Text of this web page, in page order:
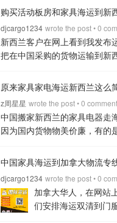
请。（具体根据不同国家海关
要交GST税和关税 关税=货值
要商品编码和货值。
货量大
特利尔大概需要38天 广州到
的资料有点不同 私人所需要
物资料；装箱单 收货公司名
临居签证/永居签证/或者加拿
能被拒。 3.私人物品/家具，
应该按正常进口交税。 中国
大的同事会做好清关文件带你
移民还是很宽松的，所以有些
物品，药物，品，肉类食品等
如货物损坏丢失保险公司原价
货物不会混乱。 3，专人时刻
微信：+86 13760936065
要在家里等收货就可以了。 二
司安排上门提货； 4、货物到
6、客户在家收货我司安排工
降低客户运输成本，新西兰以
越低。 4、在此说明一下散柜
米。包柜的话整个集装箱都是
柜渠道价格会比整柜低。 四、
首立方米是2600人民币；续
木架打包费：180人民币/立方
费税一起17%，不包税则按照
于1%，如果产生查验费实报
（实际运费以货物体积及收货
须做熏蒸消毒，杀虫处理。同
吗？答案是：可以的，只要我
问，我的货物不在广州在中国
在由我们仓库转运过去美国。
这边提供货物的尺寸、重量、
你，你将货物寄到我们仓库来
去。美国洛杉矶海运时效开船
大可以安排整柜运输到美国。
26-28立方米.40尺柜：内容积
积为12.04米X2.34米X2.70米
璃货物、衣服、厨具、床上用
djcargo1234（13160864451
购买活动板房和家具海运到新
djcargo1234 wrote the post • 0
新西兰客户在网上看到我发布
把在中国采购的货物运输到新
从最近的港口出，散货也可以
的运输流程是这样的——
你联
品名给我，我会告诉你大概的
达我们仓库后，我们会让你填
会有同事联系你并安排时间给
运，不足一立方按照一立方计
为5.92米X2.34米X2.34米,配
货毛重一般为22吨,体积为56-
立方米
中国海运订柜整柜拼
柬埔寨、欧洲、菲律宾、印尼
原来家具家电海运新西兰这么
z周星星 wrote the post • 0
中国搬家新西兰的家具电器走
因为国内货物物美价廉，有的
货物是什么，能否出运新西兰:
可以托运2.家电类，电视，洗
的。3，日常用品.衣服，玩具
液，沐浴露，面粉，化妆品，
及宗教信仰以及黄色书籍，以
中国家具海运到加拿大物流专
djcargo1234 wrote the post • 0
加拿大华人，在网站
们安排海运双清到门